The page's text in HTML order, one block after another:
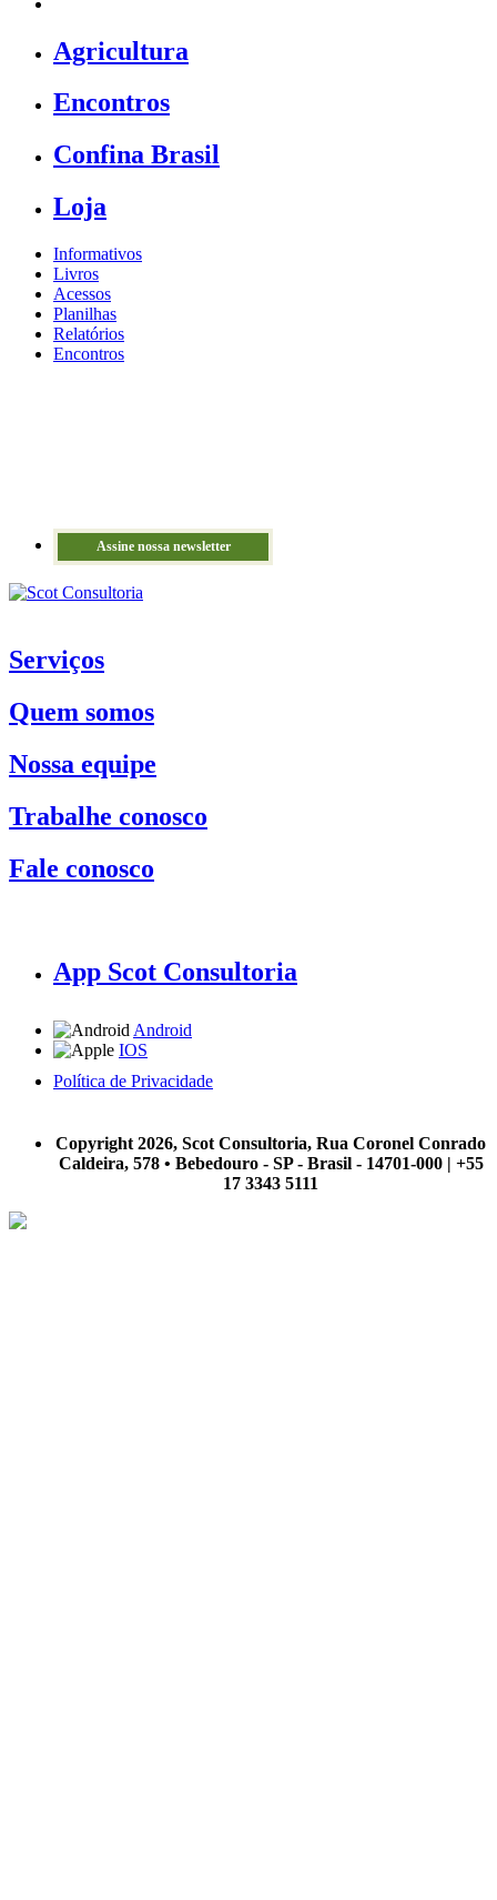
Agricultura
Encontros
Confina Brasil
Loja
Informativos
Livros
Acessos
Planilhas
Relatórios
Encontros
Assine nossa newsletter
Serviços
Quem somos
Nossa equipe
Trabalhe conosco
Fale conosco
App Scot Consultoria
Android
IOS
Política de Privacidade
Copyright 2026, Scot Consultoria, Rua Coronel Conrado
Caldeira, 578 • Bebedouro - SP - Brasil - 14701-000 | +55
17 3343 5111